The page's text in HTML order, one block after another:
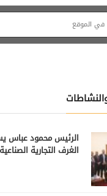
الرئيس محمود عباس
الغرف التجارية